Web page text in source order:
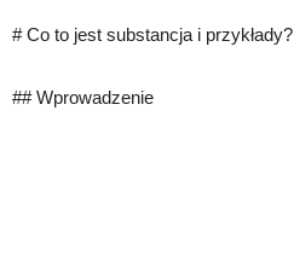
# Co to jest substancja i przykłady?
## Wprowadzenie